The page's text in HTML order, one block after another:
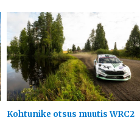
Kohtunike otsus muutis WRC2